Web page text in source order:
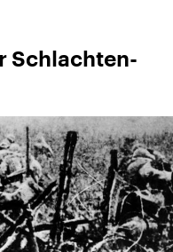
Schlachten-